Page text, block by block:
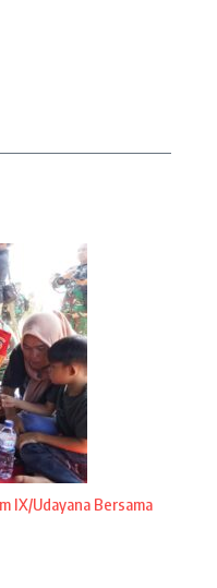
IX/Udayana Bersama